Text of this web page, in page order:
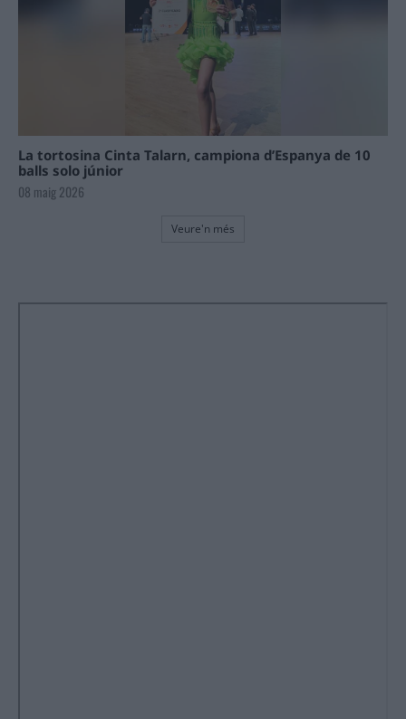
La tortosina Cinta Talarn, campiona d’Espanya de 10
balls solo júnior
08 maig 2026
Veure'n més